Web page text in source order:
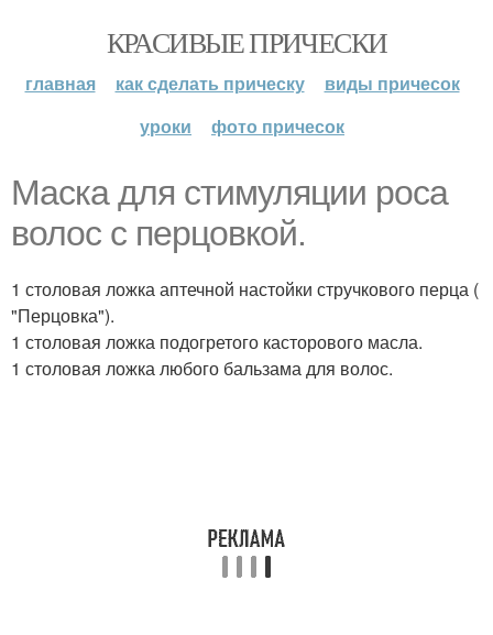
КРАСИВЫЕ ПРИЧЕСКИ
главная как сделать прическу
виды причесок
уроки
фото причесок
Маска для стимуляции роса
волос с перцовкой.
1 столовая ложка аптечной настойки стручкового перца (
"Перцовка").
1 столовая ложка подогретого касторового масла.
1 столовая ложка любого бальзама для волос.